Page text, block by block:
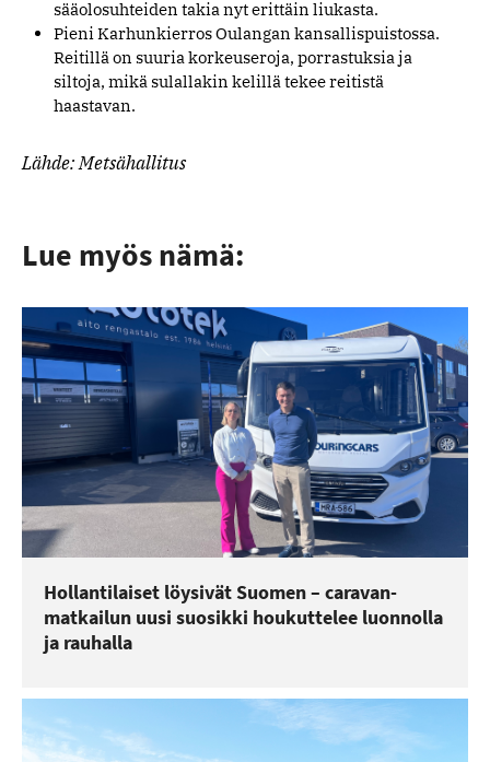
sääolosuhteiden takia nyt erittäin liukasta.
Pieni Karhunkierros Oulangan kansallispuistossa.
Reitillä on suuria korkeuseroja, porrastuksia ja
siltoja, mikä sulallakin kelillä tekee reitistä
haastavan.
Lähde: Metsähallitus
Lue myös nämä:
Hollantilaiset löysivät Suomen – caravan-
matkailun uusi suosikki houkuttelee luonnolla
ja rauhalla